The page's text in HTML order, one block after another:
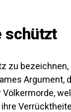
schützt
zu bezeichnen,
Argument,